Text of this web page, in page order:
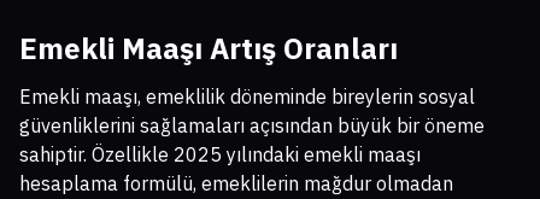
Emekli Maaşı Artış Oranları
Emekli maaşı, emeklilik döneminde bireylerin sosyal
güvenliklerini sağlamaları açısından büyük bir öneme
sahiptir. Özellikle 2025 yılındaki emekli maaşı
hesaplama formülü, emeklilerin mağdur olmadan